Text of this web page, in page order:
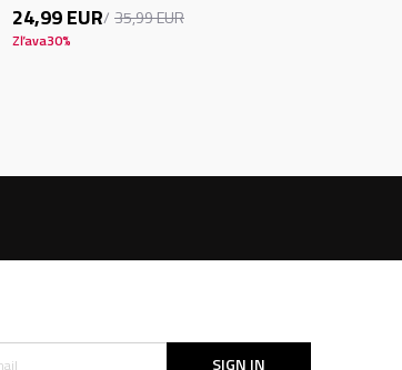
24,99EUR 35,99EUR
Zľava30%
SIGN IN